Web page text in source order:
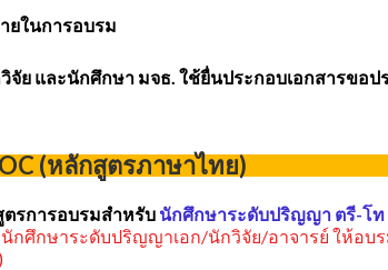
ยในการอบรม
จัย และนักศึกษา มจธ. ใช้ยื่นประกอบเอกสารขอ
(หลักสูตรภาษาไทย)
ตรการอบรมสำหรับ นักศึกษาระดับปริญญา ตรี-โท
กศึกษาระดับปริญญาเอก/นักวิจัย/อาจารย์ ให้อบร